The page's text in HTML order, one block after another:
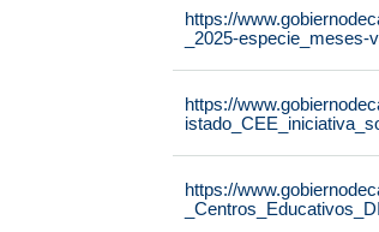
https://
_2025-especie_meses-
https://
https://